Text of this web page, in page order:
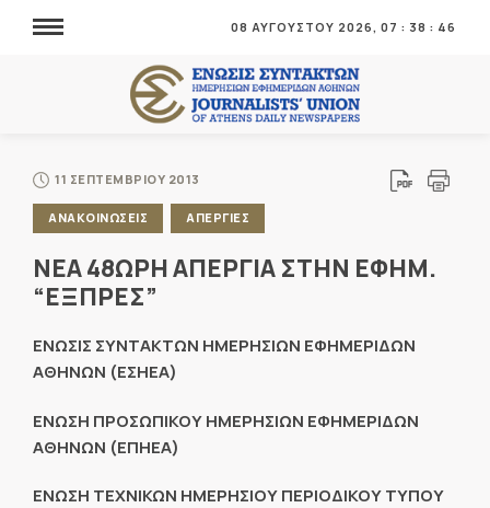
08 ΑΥΓΟΥΣΤΟΥ 2026, 07 : 38 : 47
11 ΣΕΠΤΕΜΒΡΙΟΥ 2013
ΑΝΑΚΟΙΝΩΣΕΙΣ ΑΠΕΡΓΙΕΣ
ΝΕΑ 48ΩΡΗ ΑΠΕΡΓΙΑ ΣΤΗΝ ΕΦΗΜ.
“ΕΞΠΡΕΣ”
ΕΝΩΣΙΣ ΣΥΝΤΑΚΤΩΝ ΗΜΕΡΗΣΙΩΝ ΕΦΗΜΕΡΙΔΩΝ
ΑΘΗΝΩΝ (ΕΣΗΕΑ)
ΕΝΩΣΗ ΠΡΟΣΩΠΙΚΟΥ ΗΜΕΡΗΣΙΩΝ ΕΦΗΜΕΡΙΔΩΝ
ΑΘΗΝΩΝ (ΕΠΗΕΑ)
ΕΝΩΣΗ ΤΕΧΝΙΚΩΝ ΗΜΕΡΗΣΙΟΥ ΠΕΡΙΟΔΙΚΟΥ ΤΥΠΟΥ